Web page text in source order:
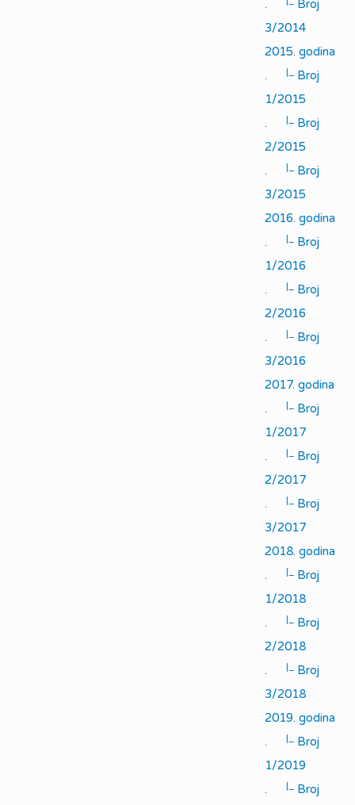
.
Broj
3/2014
2015. godina
.
|_ Broj
1/2015
.
|_ Broj
2/2015
.
|_ Broj
3/2015
2016. godina
.
|_ Broj
1/2016
.
|_ Broj
2/2016
.
|_ Broj
3/2016
2017. godina
.
|_ Broj
1/2017
.
|_ Broj
2/2017
.
|_ Broj
3/2017
2018. godina
.
|_ Broj
1/2018
.
|_ Broj
2/2018
.
|_ Broj
3/2018
2019. godina
.
|_ Broj
1/2019
.
|_ Broj